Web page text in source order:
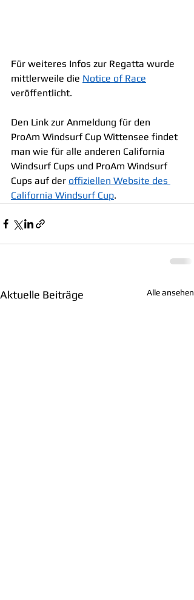
Für weiteres Infos zur Regatta wurde
mittlerweile die Notice of Race
veröffentlicht.
Den Link zur Anmeldung für den
ProAm Windsurf Cup Wittensee findet
man wie für alle anderen California
Windsurf Cups und ProAm Windsurf
Cups auf der offiziellen Website des
California Windsurf Cup.
Aktuelle Beiträge Alle ansehen